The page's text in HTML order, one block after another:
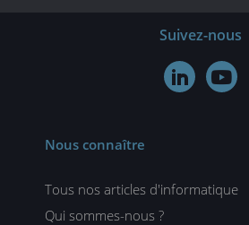
Suivez-nous
 
Nous connaître
Tous nos articles d'informatique
Qui sommes-nous ?